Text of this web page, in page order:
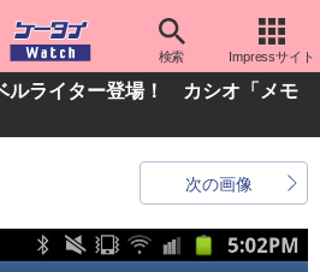
検索 Impressサイト
ルライター登場！ カシオ「メモ
次の画像